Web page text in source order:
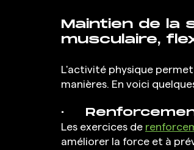
Maintien de la
musculaire,
L'activité physique
manières. En voici
·
Les exercices de
améliorer la force et à